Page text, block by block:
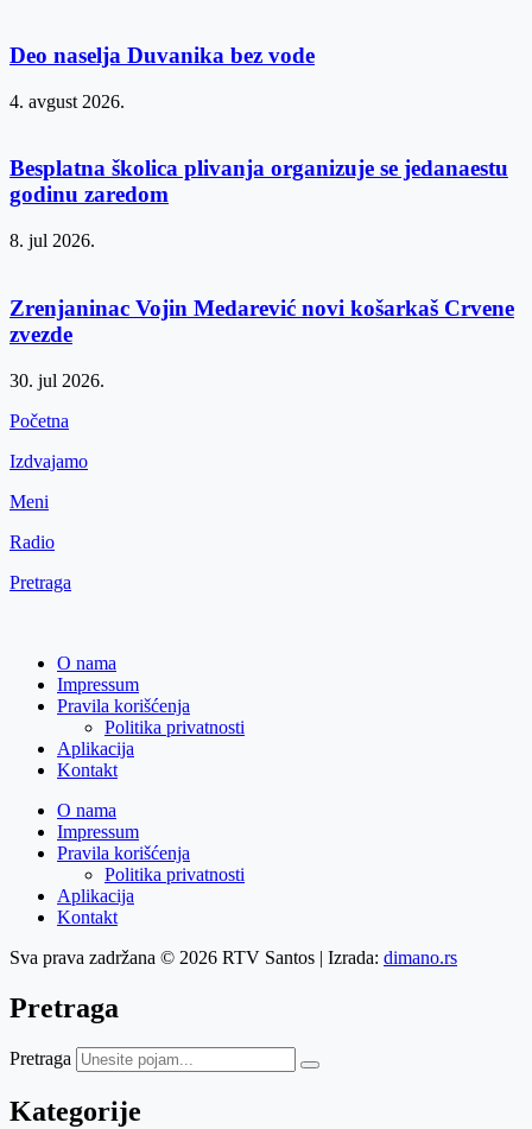
Deo naselja Duvanika bez vode
4. avgust 2026.
Besplatna školica plivanja organizuje se jedanaestu
godinu zaredom
8. jul 2026.
Zrenjaninac Vojin Medarević novi košarkaš Crvene
zvezde
30. jul 2026.
Početna
Izdvajamo
Meni
Radio
Pretraga
O nama
Impressum
Pravila korišćenja
Politika privatnosti
Aplikacija
Kontakt
O nama
Impressum
Pravila korišćenja
Politika privatnosti
Aplikacija
Kontakt
Sva prava zadržana © 2026 RTV Santos | Izrada: dimano.rs
Pretraga
Pretraga
Kategorije